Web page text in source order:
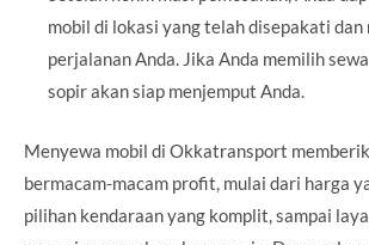
mobil di lokasi yang telah disepakati dan
perjalanan Anda. Jika Anda memilih
sopir akan siap menjemput Anda.
Menyewa mobil di Okkatransport
bermacam-macam profit, mulai dari harga
pilihan kendaraan yang komplit, sampai